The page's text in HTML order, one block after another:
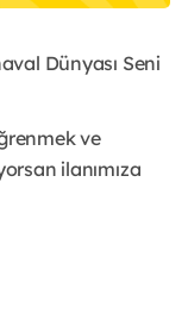
Dünyası Seni
ve
ilanımıza